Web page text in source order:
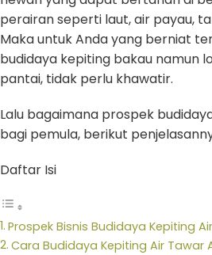
perairan seperti laut, air payau,
Maka untuk Anda yang berniat
budidaya kepiting bakau namun
pantai, tidak perlu khawatir.
Lalu bagaimana prospek
bagi pemula, berikut
Daftar Isi
Prospek Bisnis Budidaya Kepiting
Cara Budidaya Kepiting Air Tawar